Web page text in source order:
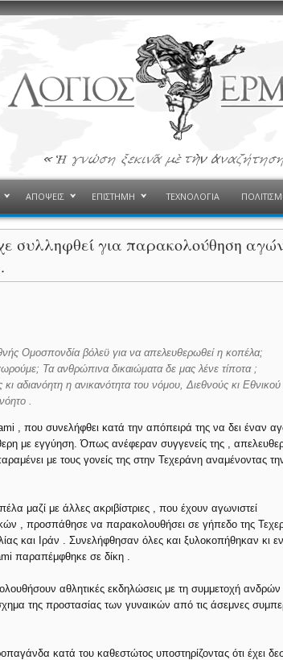
ΑΠΟΨΕΙΣ ΕΠΙΣΤΗΜΗ ΤΕΧΝΟΛΟΓΙΑ
συλληφθεί για παρακολούθηση
Ομοσπονδία βόλεϋ για να απελευθερωθεί η κοπέλα;
Τα ανθρώπινα δικαιώματα δε μας λένε τίποτα ;
κι αδιανόητη η ανικανότητα του νόμου, Διεθνούς κι Εθνικού
.
, που συνελήφθει κατά την απόπειρά της να δει έναν
με εγγύηση. Όπως ανέφεραν συγγενείς της ,
με τους γονείς της στην Τεχεράνη αναμένοντας
μαζί με άλλες ακριβίστριες , που έχουν αγωνιστεί
, προσπάθησε να παρακολουθήσει σε γήπεδο της
και Ιράν . Συνελήφθησαν όλες και ξυλοκοπήθηκαν κι
παραπέμφθηκε σε δίκη .
αθλητικές εκδηλώσεις με τη συμμετοχή
της προστασίας των γυναικών από τις άσεμνες
κατά του καθεστώτος υποστηρίζοντας ότι έχει